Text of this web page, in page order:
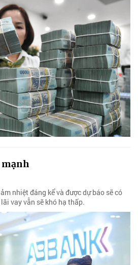
nhiệt đáng kể và được dự báo sẽ có
vay vẫn sẽ khó hạ thấp.